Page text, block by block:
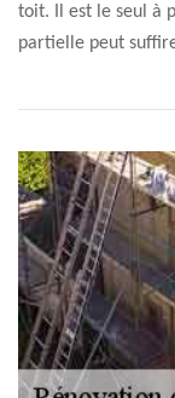
toit. Il est le seul à
partielle peut